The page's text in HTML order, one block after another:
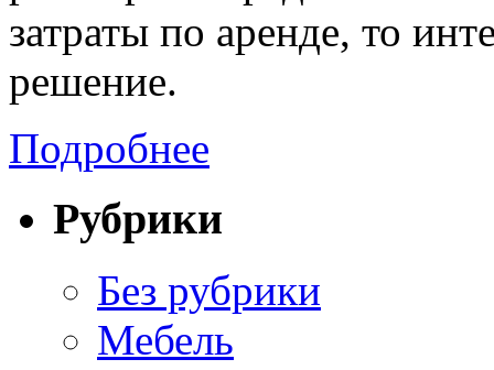
затраты по аренде, то
решение.
Подробнее
Рубрики
Без рубрики
Мебель